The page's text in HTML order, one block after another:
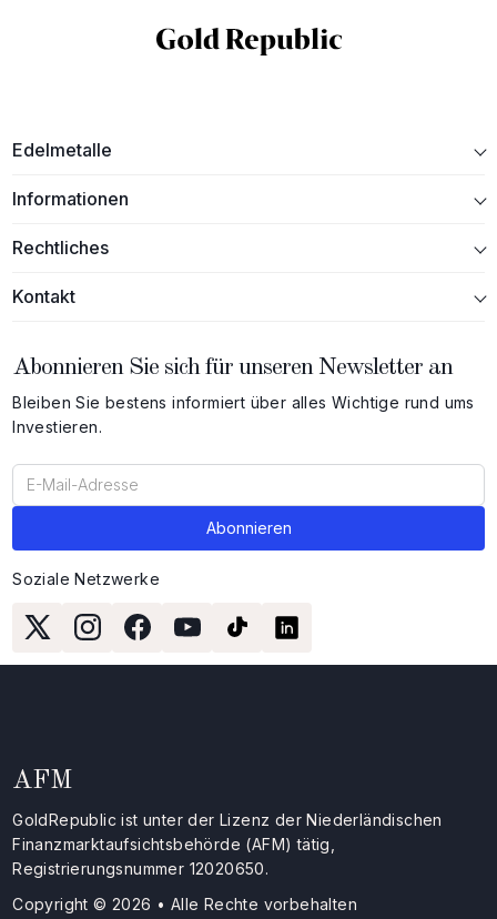
Edelmetalle
Informationen
Rechtliches
Kontakt
Abonnieren Sie sich für unseren Newsletter an
Bleiben Sie bestens informiert über alles Wichtige rund ums
Investieren.
Soziale Netzwerke
AFM
GoldRepublic ist unter der Lizenz der Niederländischen
Finanzmarktaufsichtsbehörde (AFM) tätig,
Registrierungsnummer 12020650.
Copyright © 2026 • Alle Rechte vorbehalten